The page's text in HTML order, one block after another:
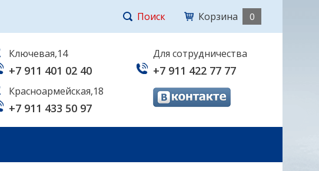
Поиск Корзина 0
Ключевая,14
+7 911 401 02 40
Красноармейская,18
+7 911 433 50 97
Для сотрудничества
+7 911 422 77 77